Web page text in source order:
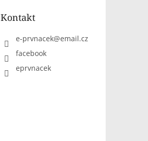
Kontakt
e-prvnacek@email.cz
facebook
eprvnacek